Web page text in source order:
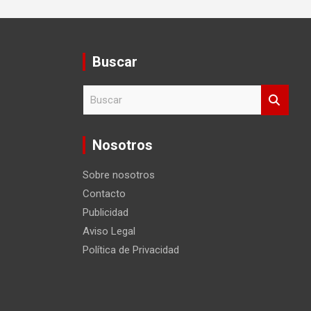
Buscar
c
Nosotros
Sobre nosotros
Contacto
Publicidad
Aviso Legal
Política de Privacidad